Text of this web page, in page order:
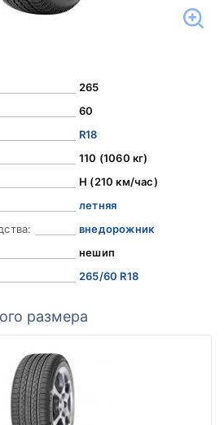
265
60
R18
110 (1060 кг)
H (210 км/час)
летняя
внедорожник
нешип
265/60 R18
размера